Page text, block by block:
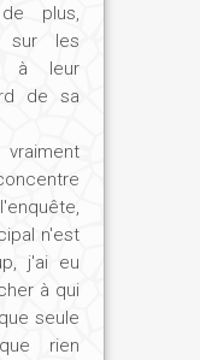
plus,
sur les
à leur
de sa
vraiment
n'est
j'ai eu
à qui
seule
rien